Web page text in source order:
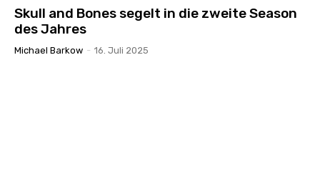
Skull and Bones segelt in die zweite Season
des Jahres
Michael Barkow - 16. Juli 2025